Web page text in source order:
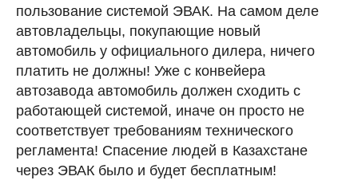
пользование системой ЭВАК. На самом деле
автовладельцы, покупающие новый
автомобиль у официального дилера, ничего
платить не должны! Уже с конвейера
автозавода автомобиль должен сходить с
работающей системой, иначе он просто не
соответствует требованиям технического
регламента! Спасение людей в Казахстане
через ЭВАК было и будет бесплатным!